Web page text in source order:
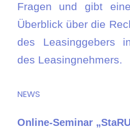
Fragen und gibt
Überblick über die
des Leasinggebers
des Leasingnehmers.
NEWS
Online-Seminar